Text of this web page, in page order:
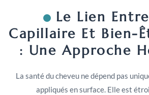
Le Lien
Capillaire Et Bien-
: Une Approche
La santé du cheveu ne dépend pas
appliqués en surface. Elle est